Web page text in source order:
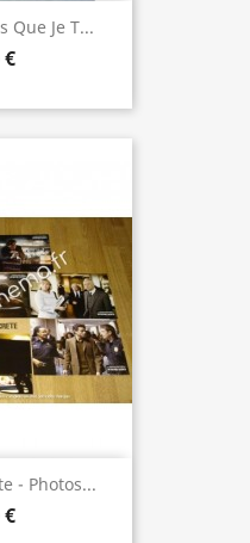
Que Je T...
€
- Photos...
€